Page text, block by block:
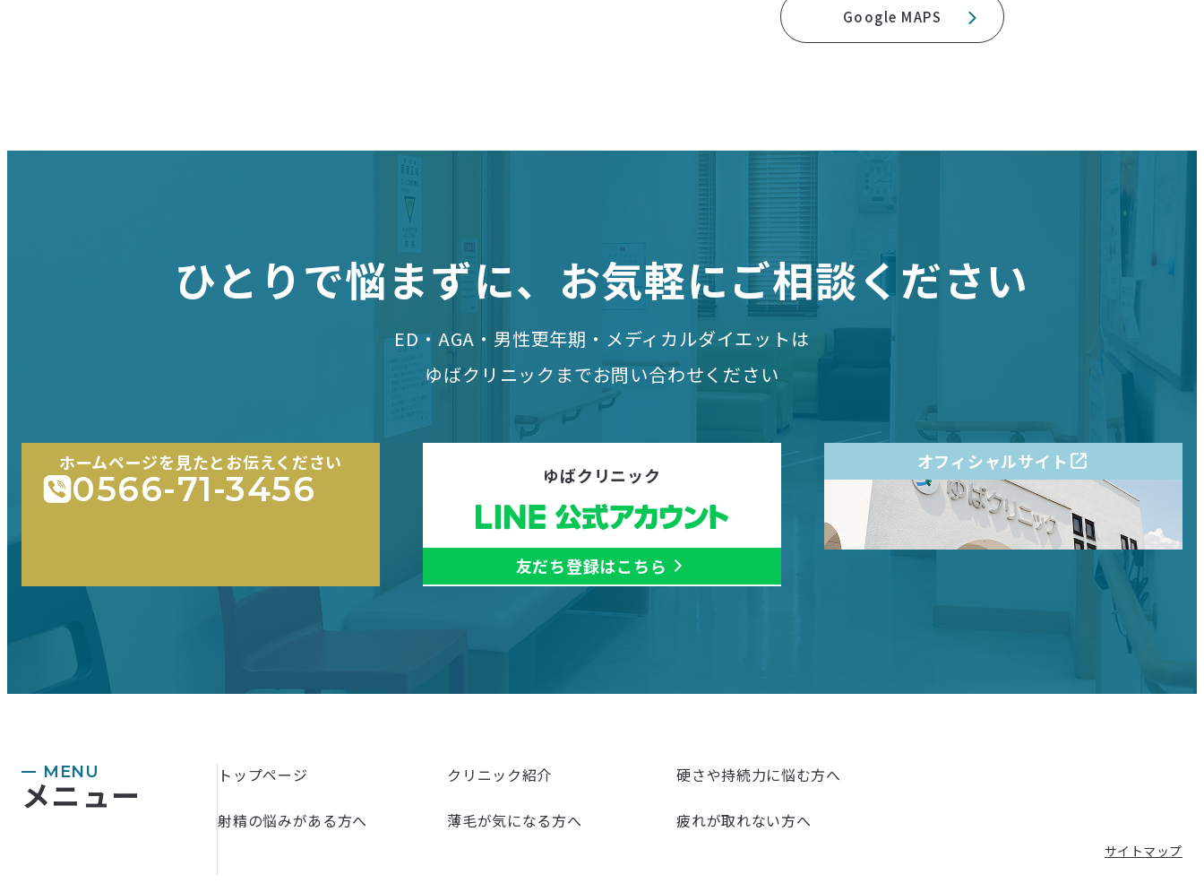
Google MAPS
ひとりで悩まずに、お気軽にご相談ください
ED・AGA・男性更年期・メディカルダイエットは
ゆばクリニックまでお問い合わせください
ホームページを見たとお伝えください
0566-71-3456 ゆばクリニック
友だち登録はこちら
オフィシャルサイト
MENU
メニュー トップページ クリニック紹介 硬さや持続力に悩む方へ
射精の悩みがある方へ 薄毛が気になる方へ 疲れが取れない方へ
サイトマップ